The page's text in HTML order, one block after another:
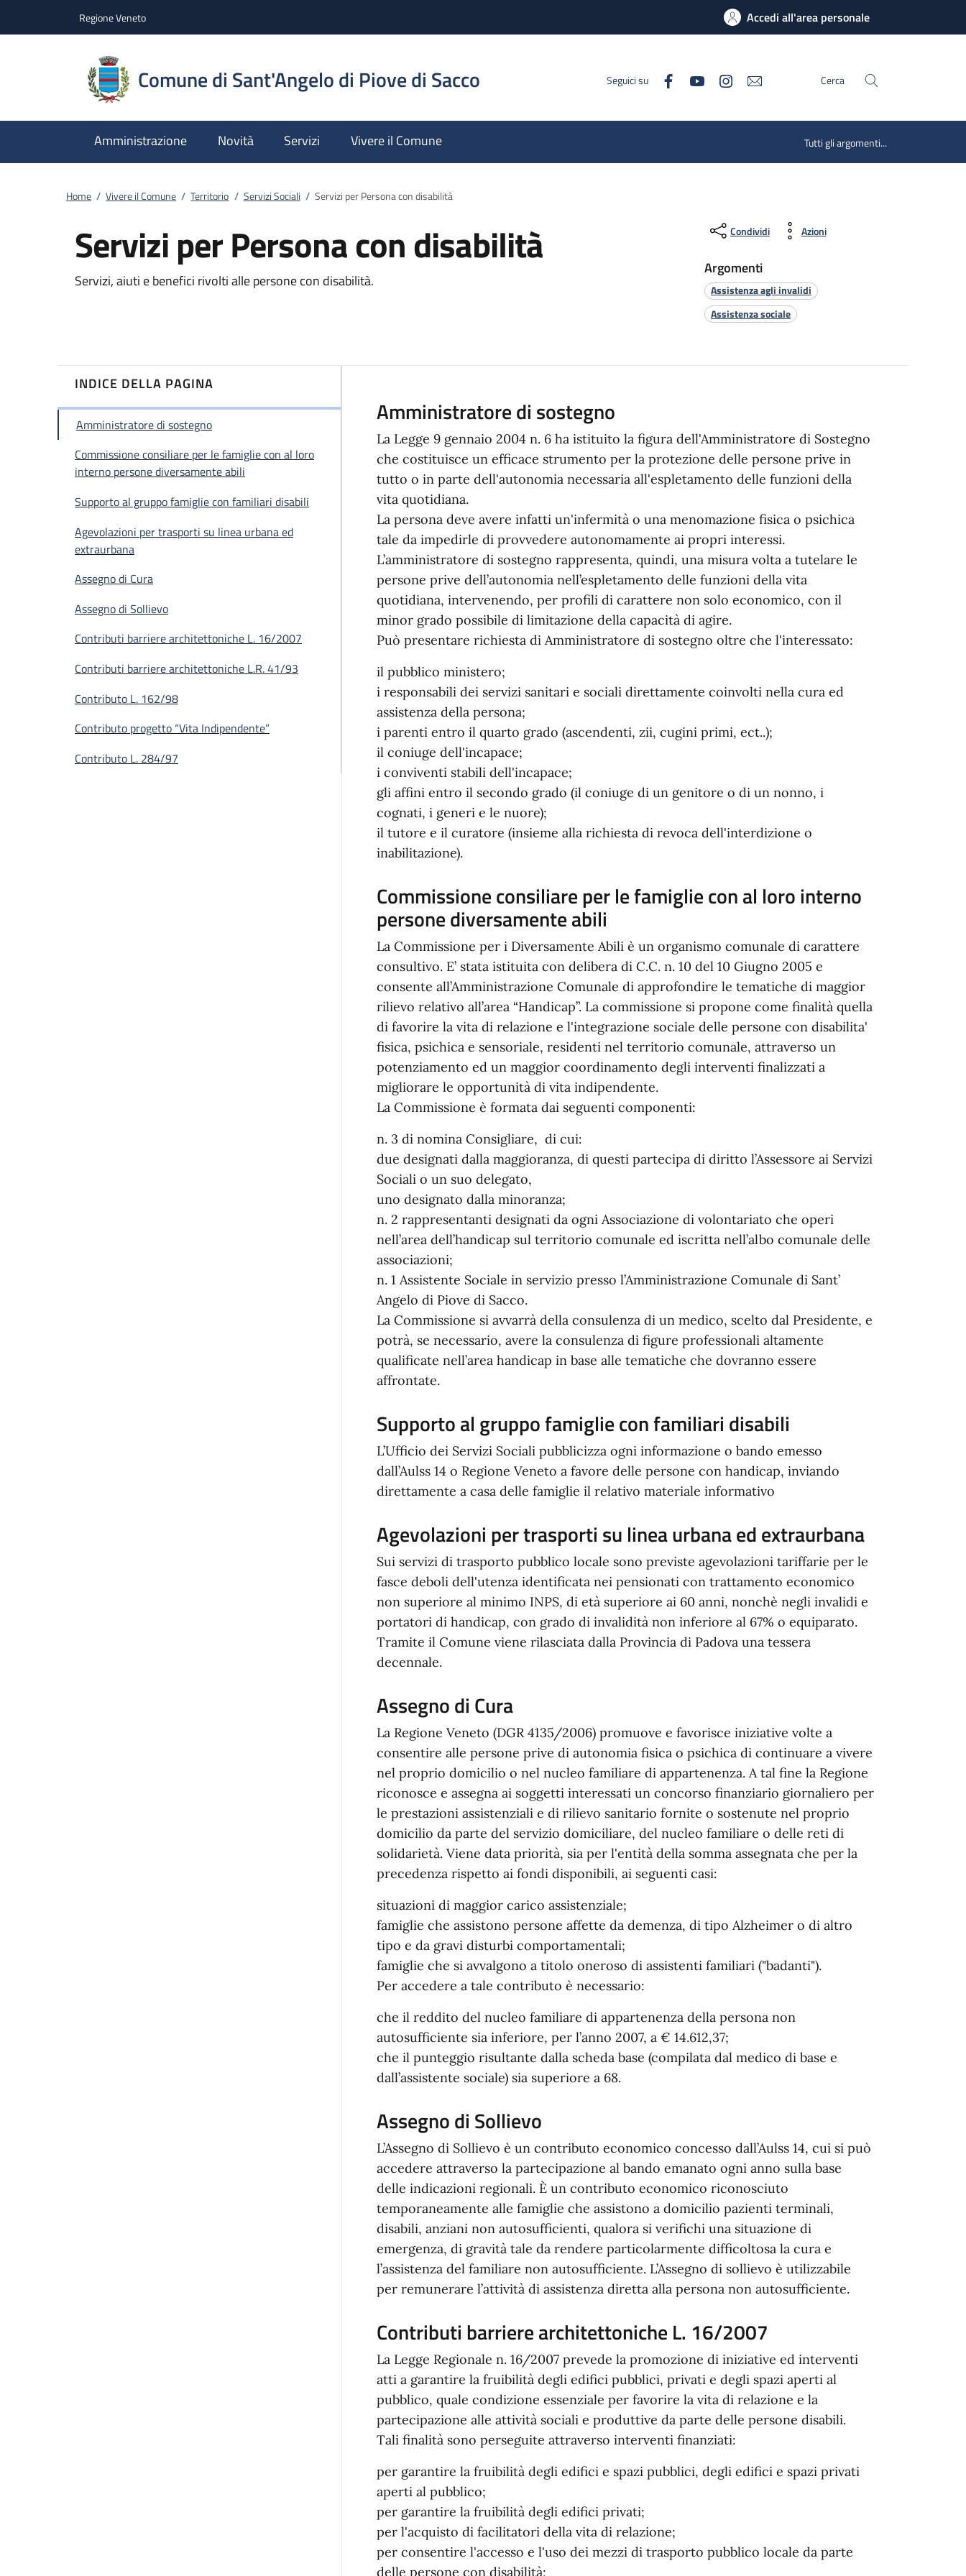
Regione Veneto Accedi all'area personale
Comune di Sant'Angelo di Piove di Sacco Seguici su Cerca
Amministrazione Novità Servizi Vivere il Comune Tutti gli argomenti...
Home / Vivere il Comune / Territorio / Servizi Sociali / Servizi per Persona con disabilità
Servizi per Persona con disabilità
Servizi, aiuti e benefici rivolti alle persone con disabilità.
Condividi Azioni
Argomenti
Assistenza agli invalidi
Assistenza sociale
INDICE DELLA PAGINA
Amministratore di sostegno
Commissione consiliare per le famiglie con al loro
interno persone diversamente abili
Supporto al gruppo famiglie con familiari disabili
Agevolazioni per trasporti su linea urbana ed
extraurbana
Assegno di Cura
Assegno di Sollievo
Contributi barriere architettoniche L. 16/2007
Contributi barriere architettoniche L.R. 41/93
Contributo L. 162/98
Contributo progetto “Vita Indipendente”
Contributo L. 284/97
Amministratore di sostegno
La Legge 9 gennaio 2004 n. 6 ha istituito la figura dell'Amministratore di Sostegno
che costituisce un efficace strumento per la protezione delle persone prive in
tutto o in parte dell'autonomia necessaria all'espletamento delle funzioni della
vita quotidiana.
La persona deve avere infatti un'infermità o una menomazione fisica o psichica
tale da impedirle di provvedere autonomamente ai propri interessi.
L’amministratore di sostegno rappresenta, quindi, una misura volta a tutelare le
persone prive dell’autonomia nell’espletamento delle funzioni della vita
quotidiana, intervenendo, per profili di carattere non solo economico, con il
minor grado possibile di limitazione della capacità di agire.
Può presentare richiesta di Amministratore di sostegno oltre che l'interessato:
il pubblico ministero;
i responsabili dei servizi sanitari e sociali direttamente coinvolti nella cura ed
assistenza della persona;
i parenti entro il quarto grado (ascendenti, zii, cugini primi, ect..);
il coniuge dell'incapace;
i conviventi stabili dell'incapace;
gli affini entro il secondo grado (il coniuge di un genitore o di un nonno, i
cognati, i generi e le nuore);
il tutore e il curatore (insieme alla richiesta di revoca dell'interdizione o
inabilitazione).
Commissione consiliare per le famiglie con al loro interno
persone diversamente abili
La Commissione per i Diversamente Abili è un organismo comunale di carattere
consultivo. E’ stata istituita con delibera di C.C. n. 10 del 10 Giugno 2005 e
consente all’Amministrazione Comunale di approfondire le tematiche di maggior
rilievo relativo all’area “Handicap”. La commissione si propone come finalità quella
di favorire la vita di relazione e l'integrazione sociale delle persone con disabilita'
fisica, psichica e sensoriale, residenti nel territorio comunale, attraverso un
potenziamento ed un maggior coordinamento degli interventi finalizzati a
migliorare le opportunità di vita indipendente.
La Commissione è formata dai seguenti componenti:
n. 3 di nomina Consigliare, di cui:
due designati dalla maggioranza, di questi partecipa di diritto l’Assessore ai Servizi
Sociali o un suo delegato,
uno designato dalla minoranza;
n. 2 rappresentanti designati da ogni Associazione di volontariato che operi
nell’area dell’handicap sul territorio comunale ed iscritta nell’albo comunale delle
associazioni;
n. 1 Assistente Sociale in servizio presso l’Amministrazione Comunale di Sant’
Angelo di Piove di Sacco.
La Commissione si avvarrà della consulenza di un medico, scelto dal Presidente, e
potrà, se necessario, avere la consulenza di figure professionali altamente
qualificate nell’area handicap in base alle tematiche che dovranno essere
affrontate.
Supporto al gruppo famiglie con familiari disabili
L’Ufficio dei Servizi Sociali pubblicizza ogni informazione o bando emesso
dall’Aulss 14 o Regione Veneto a favore delle persone con handicap, inviando
direttamente a casa delle famiglie il relativo materiale informativo
Agevolazioni per trasporti su linea urbana ed extraurbana
Sui servizi di trasporto pubblico locale sono previste agevolazioni tariffarie per le
fasce deboli dell'utenza identificata nei pensionati con trattamento economico
non superiore al minimo INPS, di età superiore ai 60 anni, nonchè negli invalidi e
portatori di handicap, con grado di invalidità non inferiore al 67% o equiparato.
Tramite il Comune viene rilasciata dalla Provincia di Padova una tessera
decennale.
Assegno di Cura
La Regione Veneto (DGR 4135/2006) promuove e favorisce iniziative volte a
consentire alle persone prive di autonomia fisica o psichica di continuare a vivere
nel proprio domicilio o nel nucleo familiare di appartenenza. A tal fine la Regione
riconosce e assegna ai soggetti interessati un concorso finanziario giornaliero per
le prestazioni assistenziali e di rilievo sanitario fornite o sostenute nel proprio
domicilio da parte del servizio domiciliare, del nucleo familiare o delle reti di
solidarietà. Viene data priorità, sia per l'entità della somma assegnata che per la
precedenza rispetto ai fondi disponibili, ai seguenti casi:
situazioni di maggior carico assistenziale;
famiglie che assistono persone affette da demenza, di tipo Alzheimer o di altro
tipo e da gravi disturbi comportamentali;
famiglie che si avvalgono a titolo oneroso di assistenti familiari ("badanti").
Per accedere a tale contributo è necessario:
che il reddito del nucleo familiare di appartenenza della persona non
autosufficiente sia inferiore, per l’anno 2007, a € 14.612,37;
che il punteggio risultante dalla scheda base (compilata dal medico di base e
dall’assistente sociale) sia superiore a 68.
Assegno di Sollievo
L’Assegno di Sollievo è un contributo economico concesso dall’Aulss 14, cui si può
accedere attraverso la partecipazione al bando emanato ogni anno sulla base
delle indicazioni regionali. È un contributo economico riconosciuto
temporaneamente alle famiglie che assistono a domicilio pazienti terminali,
disabili, anziani non autosufficienti, qualora si verifichi una situazione di
emergenza, di gravità tale da rendere particolarmente difficoltosa la cura e
l’assistenza del familiare non autosufficiente. L’Assegno di sollievo è utilizzabile
per remunerare l’attività di assistenza diretta alla persona non autosufficiente.
Contributi barriere architettoniche L. 16/2007
La Legge Regionale n. 16/2007 prevede la promozione di iniziative ed interventi
atti a garantire la fruibilità degli edifici pubblici, privati e degli spazi aperti al
pubblico, quale condizione essenziale per favorire la vita di relazione e la
partecipazione alle attività sociali e produttive da parte delle persone disabili.
Tali finalità sono perseguite attraverso interventi finanziati:
per garantire la fruibilità degli edifici e spazi pubblici, degli edifici e spazi privati
aperti al pubblico;
per garantire la fruibilità degli edifici privati;
per l'acquisto di facilitatori della vita di relazione;
per consentire l'accesso e l'uso dei mezzi di trasporto pubblico locale da parte
delle persone con disabilità;